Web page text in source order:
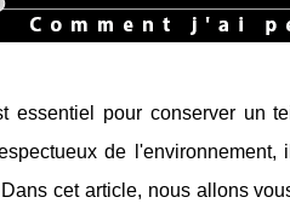
essentiel pour conserver un
de
cet article, nous allons